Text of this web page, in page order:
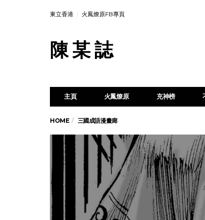
東立香港 火鳳燎原FB專頁
陳 某 誌
主頁 火鳳燎原 充神榜
HOME 三國成語漫畫廊